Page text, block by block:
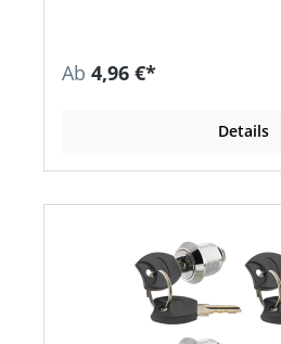
Ab 4,96 €*
Details